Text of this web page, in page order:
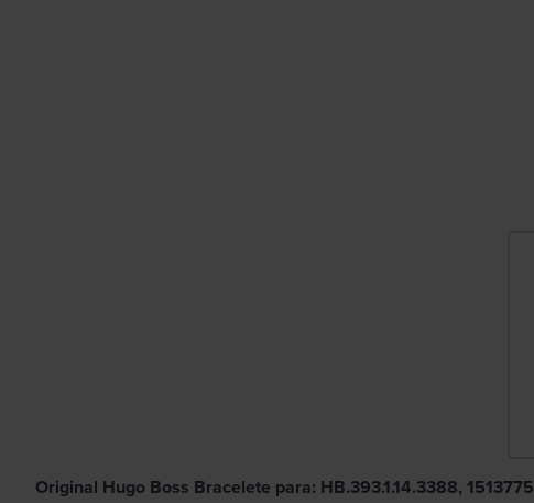
Original Hugo Boss Bracelete para: HB.393.1.14.3388, 1513775